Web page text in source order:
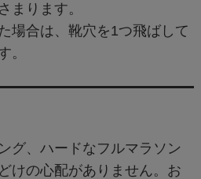
まります。
場合は、靴穴を1つ飛ばして
。
グ、ハードなフルマラソン
けの心配がありません。お